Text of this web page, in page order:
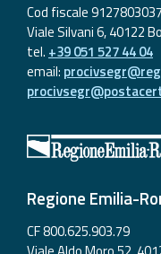
Cod fiscale
Viale Silvani 6, 40122
tel. +39 051 527 44 04
email:
Regione Emilia-
CF 800.625.903.79